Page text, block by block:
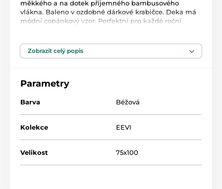
měkkého a na dotek příjemného bambusového
vlákna. Baleno v ozdobné dárkové krabičce. Deka má
módní copánkový vzor. Perfektní pro každé roční
prvkem ve výbavě pro novorozence. Jsou příjemné na
dotek a velmi roztomilé. Navíc jsou antialergické,
Zobrazit celý popis
Parametry
Barva Béžová
Kolekce EEVI
Velikost 75x100